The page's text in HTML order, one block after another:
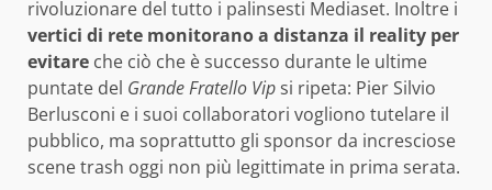
rivoluzionare del tutto i palinsesti Mediaset. Inoltre i
vertici di rete monitorano a distanza il reality per
evitare che ciò che è successo durante le ultime
puntate del Grande Fratello Vipsi ripeta: Pier Silvio
Berlusconi e i suoi collaboratori vogliono tutelare il
pubblico, ma soprattutto gli sponsor da incresciose
scene trash oggi non più legittimate in prima serata.